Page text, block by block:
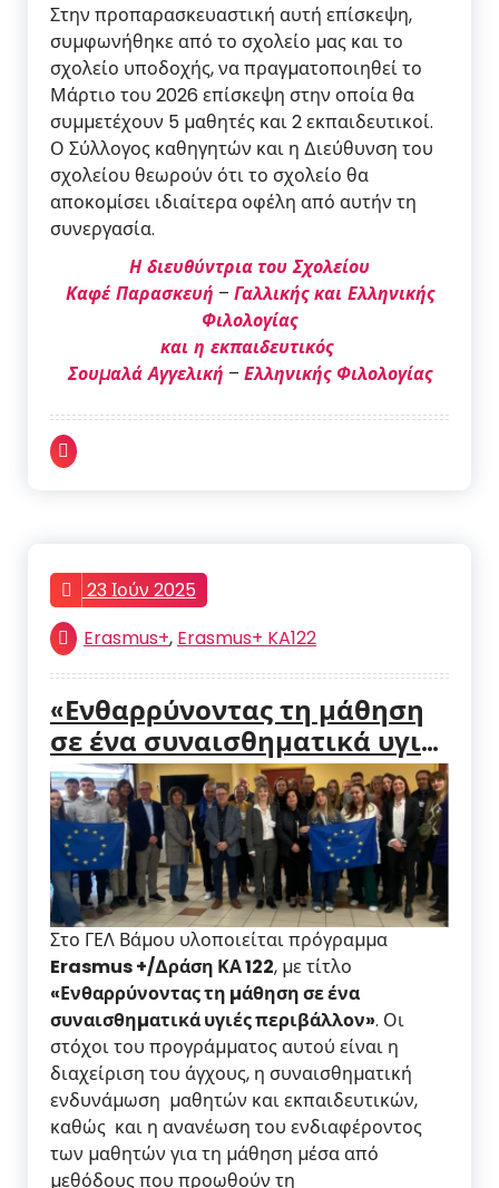
Στην προπαρασκευαστική αυτή επίσκεψη,
συµφωνήθηκε από το σχολείο µας και το
σχολείο υποδοχής, να πραγµατοποιηθεί το
Μάρτιο του 2026 επίσκεψη στην οποία θα
συµµετέχουν 5 µαθητές και 2 εκπαιδευτικοί.
Ο Σύλλογος καθηγητών και η ∆ιεύθυνση του
σχολείου θεωρούν ότι το σχολείο θα
αποκοµίσει ιδιαίτερα οφέλη από αυτήν τη
συνεργασία.
Η διευθύντριατου Σχολείου
Καφέ Παρασκευή – Γαλλικής και Ελληνικής
Φιλολογίας
και η εκπαιδευτικός
Σουµαλά Αγγελική – Ελληνικής Φιλολογίας
23 Ιούν 2025
Erasmus+, Erasmus+ KA122
«Ενθαρρύνοντας τη μάθηση
σε ένα συναισθηματικά υγιές
περιβάλλον» – Ευρωπαϊκή
Εβδομάδα Γλωσσών –
Οξιτανία, Γαλλία
Στο ΓΕΛ Βάµου υλοποιείται πρόγραµµα
Erasmus +/∆ράση ΚΑ 122, µε τίτλο
«Ενθαρρύνοντας τη µάθηση σε ένα
συναισθηµατικά υγιές περιβάλλον». Οι
στόχοι του προγράµµατος αυτού είναι η
διαχείριση του άγχους, η συναισθηµατική
ενδυνάµωση µαθητών και εκπαιδευτικών,
καθώς και η ανανέωση του ενδιαφέροντος
των µαθητών για τη µάθηση µέσα από
µεθόδους που προωθούν τη